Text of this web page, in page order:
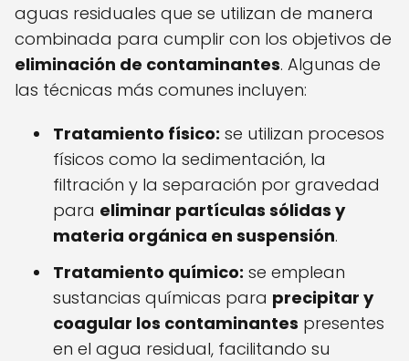
aguas residuales que se utilizan de manera
combinada para cumplir con los objetivos de
eliminación de contaminantes. Algunas de
las técnicas más comunes incluyen:
Tratamiento físico: se utilizan procesos
físicos como la sedimentación, la
filtración y la separación por gravedad
para eliminar partículas sólidas y
materia orgánica en suspensión.
Tratamiento químico: se emplean
sustancias químicas para precipitar y
coagular los contaminantes presentes
en el agua residual, facilitando su